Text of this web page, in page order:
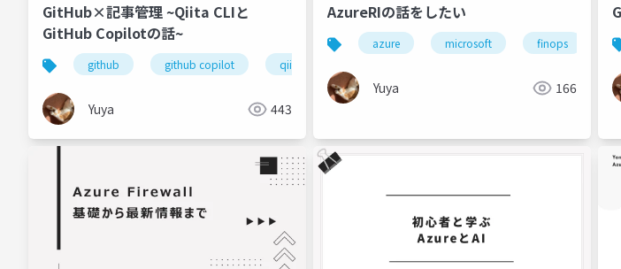
GitHub×記事管理 ~Qiita CLIと
GitHub Copilotの話~
github github copilot qiita
Yuya 443
AzureRIの話をしたい
azure microsoft finops
Yuya 166